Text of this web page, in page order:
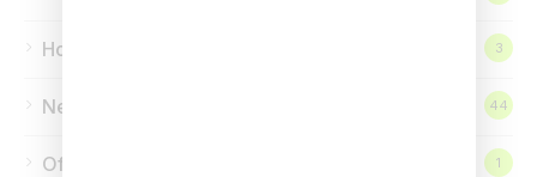
Homepage 3
News 44
Offerte 1